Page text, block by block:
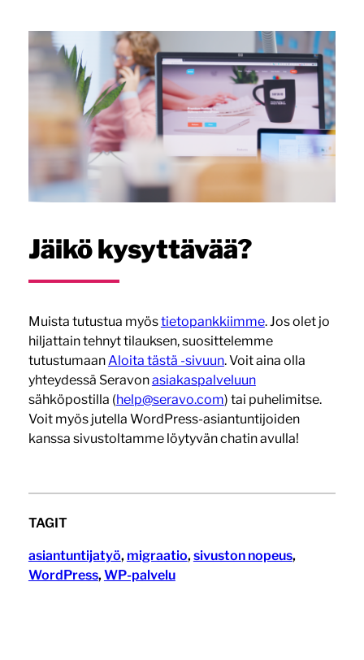
Jäikö kysyttävää?
Muista tutustua myöstietopankkiimme. Jos olet jo
hiljattain tehnyt tilauksen, suosittelemme
tutustumaanAloita tästä -sivuun. Voit aina olla
yhteydessä Seravonasiakaspalveluun
sähköpostilla (help@seravo.com) tai puhelimitse.
Voit myös jutella WordPress-asiantuntijoiden
kanssa sivustoltamme löytyvän chatin avulla!
TAGIT
asiantuntijatyö, migraatio, sivuston nopeus
WordPress, WP-palvelu